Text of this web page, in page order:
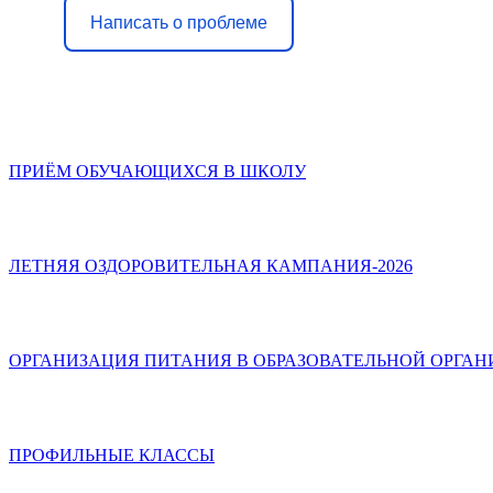
Написать о проблеме
ПРИЁМ ОБУЧАЮЩИХСЯ В ШКОЛУ
ЛЕТНЯЯ ОЗДОРОВИТЕЛЬНАЯ КАМПАНИЯ-2026
ОРГАНИЗАЦИЯ ПИТАНИЯ В ОБРАЗОВАТЕЛЬНОЙ
ПРОФИЛЬНЫЕ КЛАССЫ